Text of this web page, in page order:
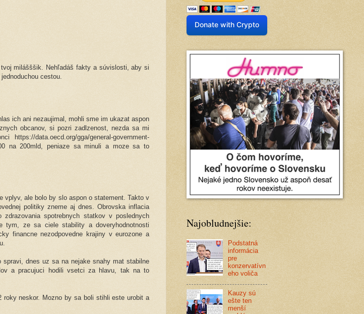
milášššik. Nehľadáš fakty a súvislosti, aby si
cestou.
ich ani nezaujimal, mohli sme im ukazat aspon
obcanov, si pozri zadlzenost, nezda sa mi
data.oecd.org/gga/general-government-
na 200mld, peniaze sa minuli a moze sa to
vplyv, ale bolo by slo aspon o statement. Takto v
politiky zneme aj dnes. Obrovska inflacia
spotrebnych statkov v poslednych
tym, ze sa ciele stability a doveryhodnotnosti
financne nezodpovedne krajiny v eurozone a
dnes uz sa na nejake snahy mat stabilne
a pracujuci hodili vsetci za hlavu, tak na to
neskor. Mozno by sa boli stihli este urobit a
Donate with Crypto
Najobludnejšie:
Podstatná
informácia
pre
konzervatívn
eho voliča
Kauzy sú
ešte ten
menší